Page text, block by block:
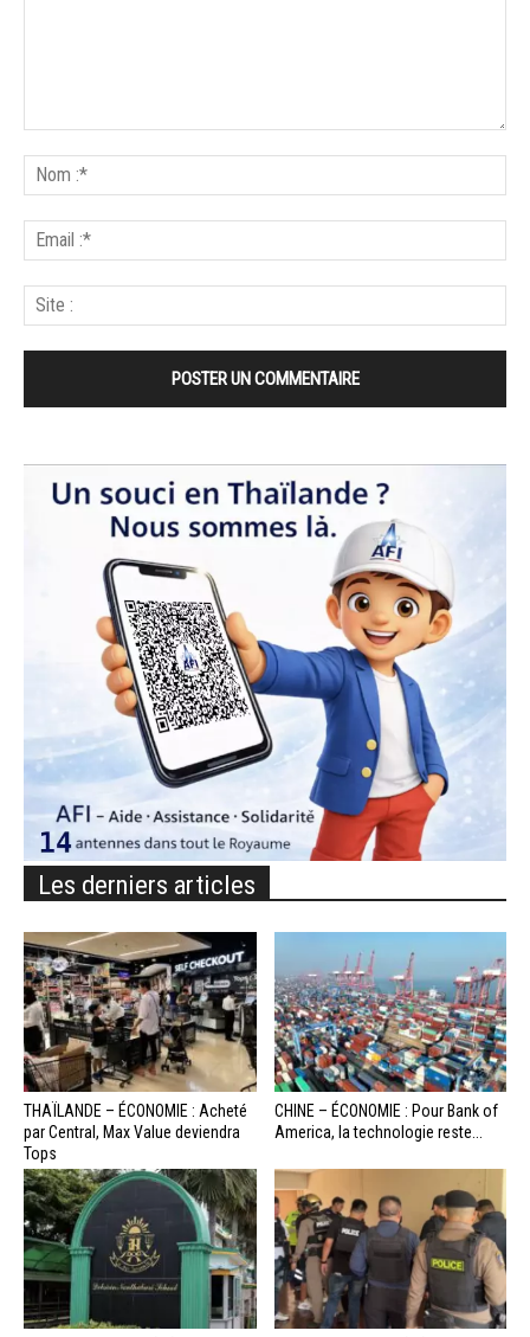
Les derniers articles
THAÏLANDE – ÉCONOMIE : Acheté
par Central, Max Value deviendra
Tops
CHINE – ÉCONOMIE : Pour Bank of
America, la technologie reste...